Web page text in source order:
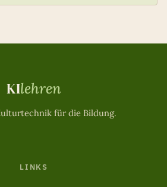
KIlehren
für die Bildung.
LINKS